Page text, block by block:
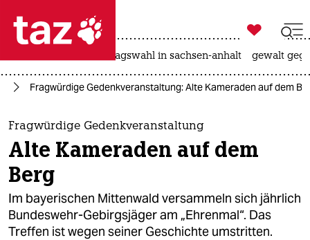
 taz zahl ich
taz zahl ich
themen
politik
öko
gesellschaft

taz zahl ich
landtagswahl in sachsen-anhalt gewalt
Fragwürdige Gedenkveranstaltung: Alte Kameraden auf dem
Fragwürdige Gedenkveranstaltung
Alte Kameraden auf dem
Berg
Im bayerischen Mittenwald versammeln sich jährlich
Bundeswehr-Gebirgsjäger am „Ehrenmal“. Das
Treffen ist wegen seiner Geschichte umstritten.